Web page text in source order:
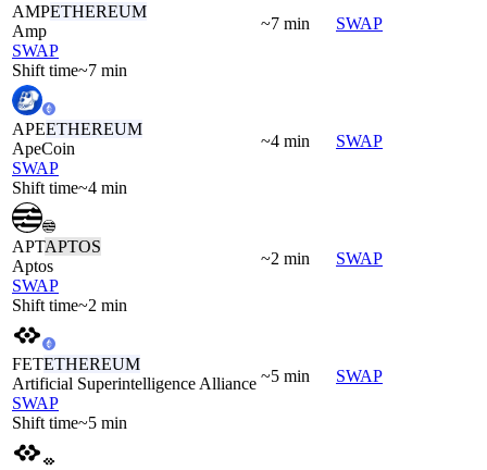
AMPETHEREUM
Amp
SWAP
Shift time~7 min
~7 min SWAP
APEETHEREUM
ApeCoin
SWAP
Shift time~4 min
~4 min SWAP
APTAPTOS
Aptos
SWAP
Shift time~2 min
~2 min SWAP
FETETHEREUM
Artificial Superintelligence Alliance
SWAP
Shift time~5 min
~5 min SWAP